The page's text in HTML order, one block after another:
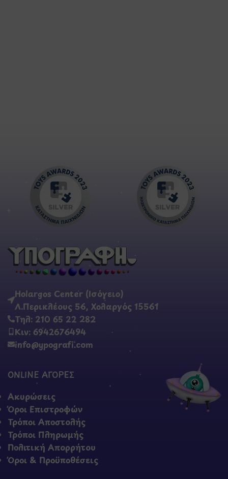
Holargos Center (Ισόγειο)
Λ.Περικλέους 56, Χολαργός 15561
Τηλ: 210 65 22 282
Κιν: 6942676494
info@ypografi.com
ONLINE ΑΓΟΡΕΣ
Ακυρώσεις
Όροι Επιστροφών
Τρόποι Αποστολής
Τρόποι Πληρωμής
Πολιτική Απορρήτου
Όροι & Προϋποθέσεις